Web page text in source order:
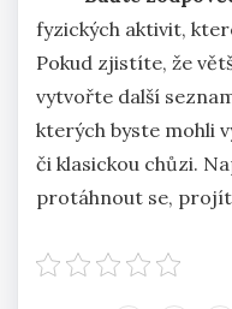
fyzických aktivit,
Pokud zjistíte, že
vytvořte další
kterých byste mohli
či klasickou chůzi.
protáhnout se, projít